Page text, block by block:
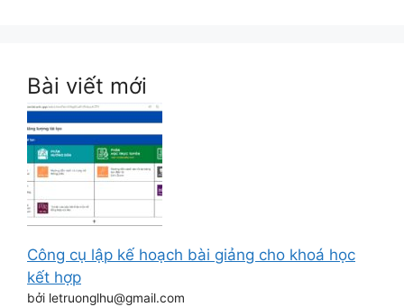
Bài viết mới
Công cụ lập kế hoạch bài giảng cho khoá học
kết hợp
bởi letruonglhu@gmail.com